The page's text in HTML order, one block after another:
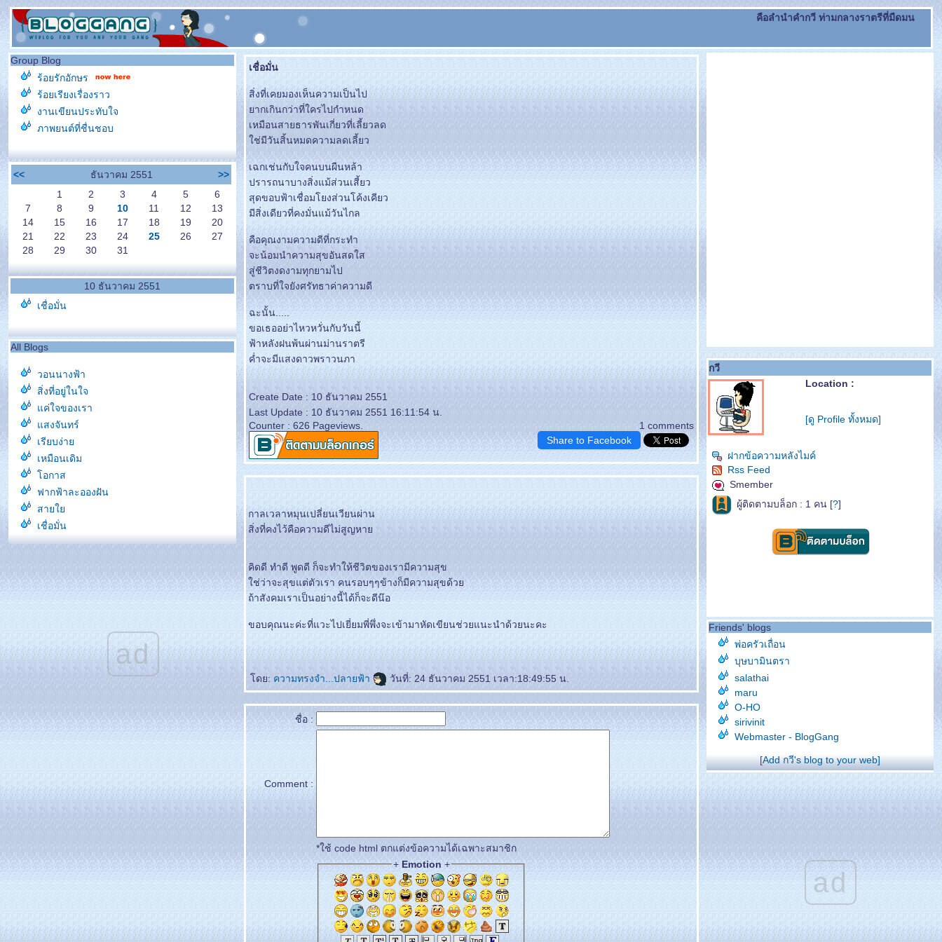
คือลำนำคำกวี ท่ามกลางราตรีที่มืดมน
Group Blog
ร้อยรักอักษร
ร้อยเรียงเรื่องราว
งานเขียนประทับใจ
ภาพยนต์ที่ชื่นชอบ
<< ธันวาคม 2551
>>
1
2 3 4 5
6
7
8 9 10 11 12
13
14
15 16 17 18 19
20
21
22 23 24 25 26
27
28
29 30 31
10 ธันวาคม 2551
เชื่อมั่น
All Blogs
วอนนางฟ้า
สิ่งที่อยู่ในใจ
ค่ใจของเรา
สงจันทร์
เรียบง่า
เหมือนเดิม
อกาส
ฟากฟ้าละอองฝัน
สา
เชื่อมั่น
ปรารถนาดี
หลุดพ้น
ังเหมือนเดิม
ขอให้เหมือนเดิม
ปล่อยวาง
ช่เพียงผ่านเล
กำลังใจ
เพลงของเรา
ad
เชื่อมั่น
สิ่งที่เคยมองเห็นความเป็นไป
ากเกินกว่าที่ใครไปกำหนด
เหมือนสายธารพันเกี่ยวที่เลี้ยวลด
ช่มีวันสิ้นหมดความลดเลี้ยว
เฉกเช่นกับใจคนบนผืนหล้า
ปรารถนาบางสิ่งแม้ส่วนเสี้ยว
สุดขอบฟ้าเชื่อมโยงส่วนโค้งเคียว
มีสิ่งเดียวที่คงมั่นแม้วันไกล
คือคุณงามความดีที่กระทำ
จะน้อมนำความสุขอันสดใส
สู่ชีวิตงดงามทุกยามไป
ตราบที่ใจยังศรัทธาค่าความดี
ฉะนั้น.....
ขอเธออย่าไหวหวั่นกับวันนี้
ฟ้าหลังฝนพ้นผ่านม่านราตรี
ค่ำจะมีแสงดาวพราวนภา
Create Date : 10 ธันวาคม 2551
Last Update : 10 ธันวาคม 2551 16:11:54 น.
1 comments
Counter : 626 Pageviews.
Share to Facebook
กาลเวลาหมุนเปลี่ยนเวียนผ่าน
สิ่งที่คงไว้คือความดีไม่สูญหา
คิดดี ทำดี พูดดี ก็จะทำให้ชีวิตของเรามีความสุข
ช่ว่าจะสุขแต่ตัวเรา คนรอบๆๆข้างก็มีความสุขด้ว
ถ้าสังคมเราเป็นอย่างนี้ได้ก็จะดีน๊อ
ขอบคุณนะค่ะที่แวะไปเยี่ยมพี่พึ่งจะเข้ามาหัดเขียนช่วยแนะนำด้วยนะคะ
ดย: ความทรงจำ...ปลายฟ้า วันที่: 24 ธันวาคม 2551 เวลา:18:49:55 น.
ชื่อ :
Comment :
*ใช้ code html ตกแต่งข้อความได้เฉพาะสมาชิก
+ Emotion+
กวี
Location :
[ดู Profile ทั้งหมด]
ฝากข้อความหลังไมค์
Rss Feed
Smember
ผู้ติดตามบล็อก : 1 คน [?]
Friends' blogs
พ่อครัวเถื่อน
บุษบามินตรา
salathai
maru
O-HO
sirivinit
Webmaster - BlogGang
[Add กวี's blog to your web]
ad